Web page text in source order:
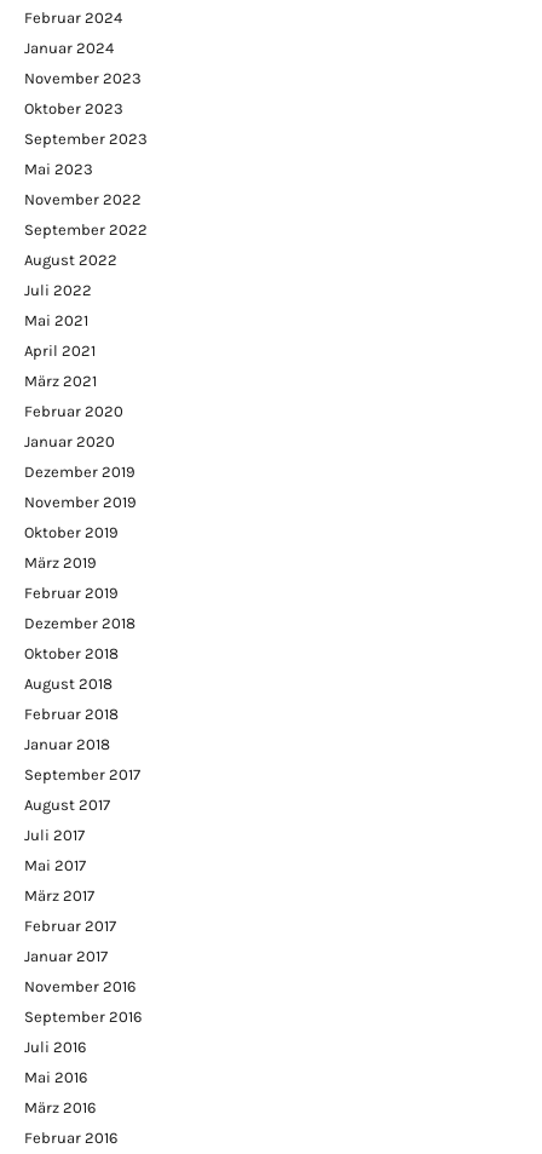
Februar 2024
Januar 2024
November 2023
Oktober 2023
September 2023
Mai 2023
November 2022
September 2022
August 2022
Juli 2022
Mai 2021
April 2021
März 2021
Februar 2020
Januar 2020
Dezember 2019
November 2019
Oktober 2019
März 2019
Februar 2019
Dezember 2018
Oktober 2018
August 2018
Februar 2018
Januar 2018
September 2017
August 2017
Juli 2017
Mai 2017
März 2017
Februar 2017
Januar 2017
November 2016
September 2016
Juli 2016
Mai 2016
März 2016
Februar 2016